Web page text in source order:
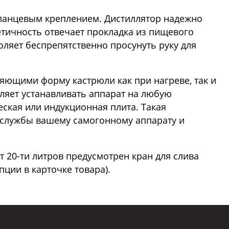
креплением. Дистиллятор надежно
отвечает прокладка из пищевого
беспрепятственно просунуть руку для
форму кастрюли как при нагреве, так и
устанавливать аппарат на любую
или индукционная плита. Такая
вашему самогонному аппарату и
ти литров предусмотрен кран для слива
в карточке товара).